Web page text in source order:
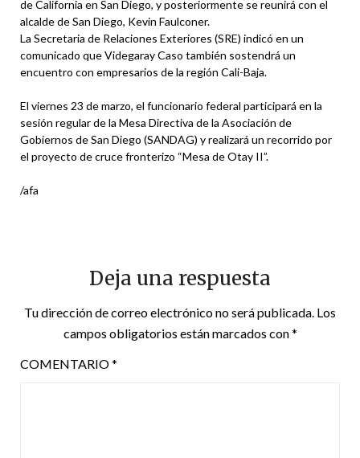
de California en San Diego, y posteriormente se reunirá con el
alcalde de San Diego, Kevin Faulconer.
La Secretaria de Relaciones Exteriores (SRE) indicó en un
comunicado que Videgaray Caso también sostendrá un
encuentro con empresarios de la región Cali-Baja.
El viernes 23 de marzo, el funcionario federal participará en la
sesión regular de la Mesa Directiva de la Asociación de
Gobiernos de San Diego (SANDAG) y realizará un recorrido por
el proyecto de cruce fronterizo “Mesa de Otay II”.
/afa
Deja una respuesta
Tu dirección de correo electrónico no será publicada. Los
campos obligatorios están marcados con*
COMENTARIO*